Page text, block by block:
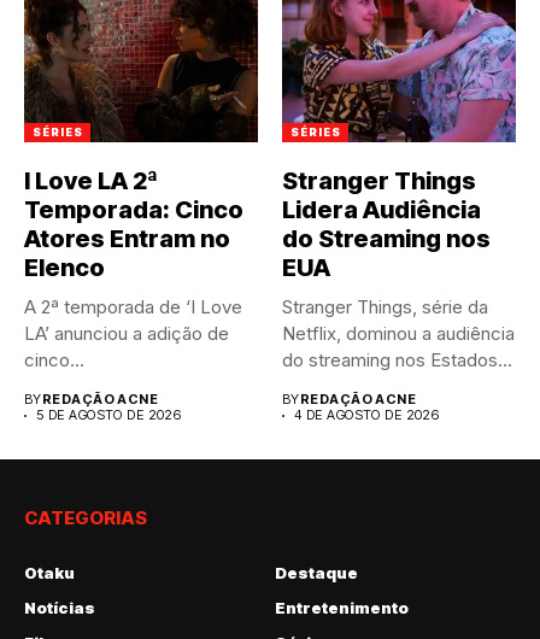
SÉRIES
I Love LA 2ª
Temporada: Cinco
Atores Entram no
Elenco
A 2ª temporada de ‘I Love
LA’ anunciou a adição de
cinco...
BYREDAÇÃO ACNE
5 DE AGOSTO DE 2026
SÉRIES
Stranger Things
Lidera Audiência
do Streaming nos
EUA
Stranger Things, série da
Netflix, dominou a audiência
do streaming nos Estados...
BYREDAÇÃO ACNE
4 DE AGOSTO DE 2026
CATEGORIAS
Otaku
Destaque
Notícias
Entretenimento